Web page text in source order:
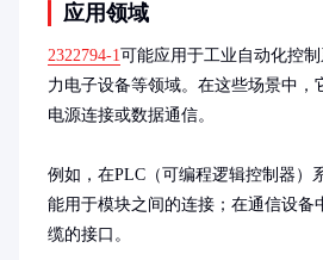
应用领域
2322794-1可能应用于工业自动化控
力电子设备等领域。在这些场景中，
电源连接或数据通信。
例如，在PLC（可编程逻辑控制器）
能用于模块之间的连接；在通信设备
缆的接口。